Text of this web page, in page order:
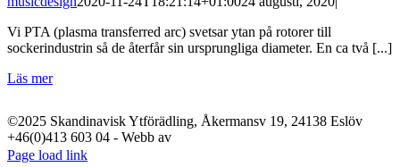
Vi PTA (plasma transferred arc) svetsar ytan på rotorer till
sockerindustrin så de återfår sin ursprungliga diameter. En ca två [...]
Läs mer
©2025 Skandinavisk Ytförädling, Åkermansv 19, 24138 Eslöv
+46(0)413 603 04 - Webb av
LinkedIn
YouTube
Instagram
Facebook
X
Page load link